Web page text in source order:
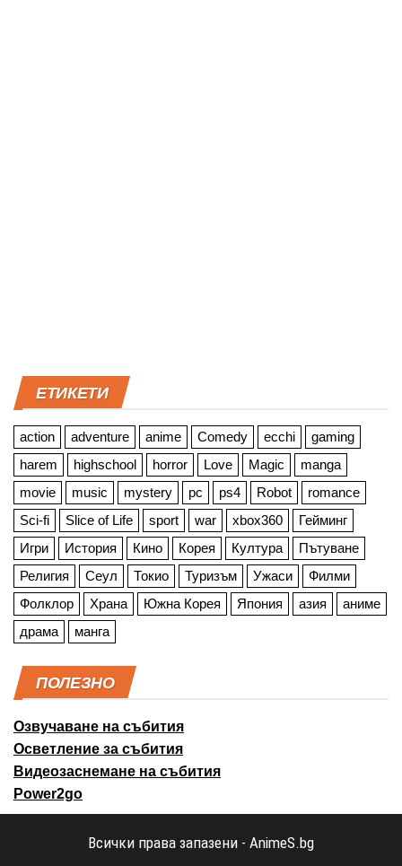
ЕТИКЕТИ
action adventure anime Comedy ecchi
gaming
harem
highschool horror Love Magic
manga
movie
music mystery pc ps4 Robot
romance
Sci-fi
Slice of Life sport war xbox360
Гейминг
Игри
История Кино Корея Култура
Пътуване
Религия
Сеул Токио Туризъм Ужаси
Филми
Фолклор
Храна Южна Корея Япония азия
аниме
драма
манга
ПОЛЕЗНО
Озвучаване на събития
Осветление за събития
Видеозаснемане на събития
Power2go
Всички права запазени - AnimeS.bg